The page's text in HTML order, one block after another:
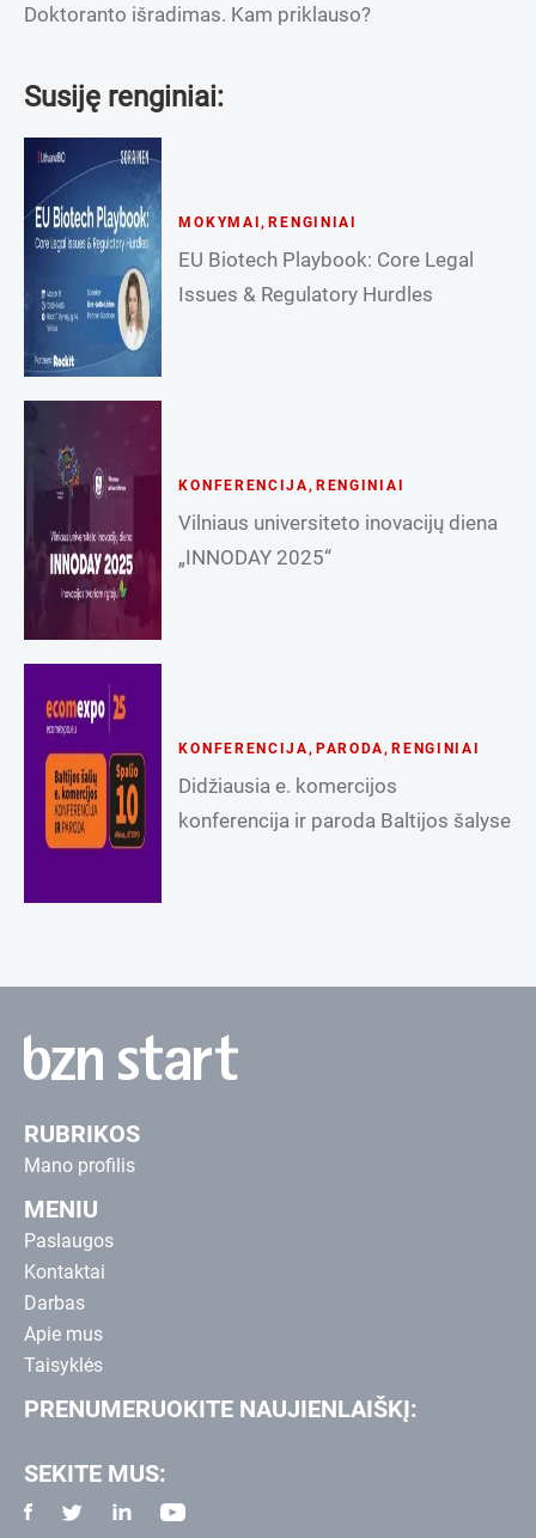
Doktoranto išradimas. Kam priklauso?
Susiję renginiai:
MOKYMAI ,RENGINIAI
EU Biotech Playbook: Core Legal
Issues & Regulatory Hurdles
KONFERENCIJA , RENGINIAI
Vilniaus universiteto inovacijų diena
„INNODAY 2025“
KONFERENCIJA , PARODA ,RENGINIAI
Didžiausia e. komercijos
konferencija ir paroda Baltijos šalyse
RUBRIKOS
Mano profilis
MENIU
Paslaugos
Kontaktai
Darbas
Apie mus
Taisyklės
PRENUMERUOKITE NAUJIENLAIŠKĮ:
SEKITE MUS: